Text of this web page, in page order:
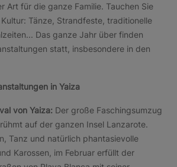
Art für die ganze Familie. Tauchen Sie
Tänze, Strandfeste, traditionelle
Das ganze Jahr über finden
statt, insbesondere in den
in Yaiza
von Yaiza: Der große Faschingsumzug
auf der ganzen Insel Lanzarote.
Tanz und natürlich phantasievolle
Karossen, im Februar erfüllt der